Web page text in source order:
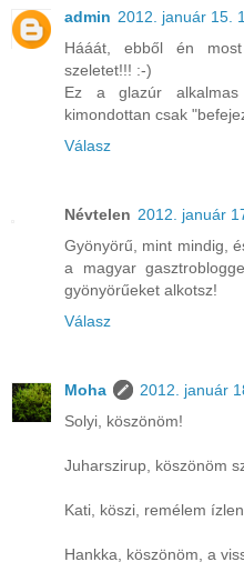
admin 2012. január 15.
Hááát, ebből én
szeletet!!! :-)
Ez a glazúr
kimondottan csak
Válasz
Névtelen 2012. január
Gyönyörű, mint mindig,
a magyar
gyönyörűeket alkotsz!
Válasz
Moha
2012. január
Solyi, köszönöm!
Juharszirup, köszönöm
Kati, köszi, remélem
Hankka, köszönöm, a